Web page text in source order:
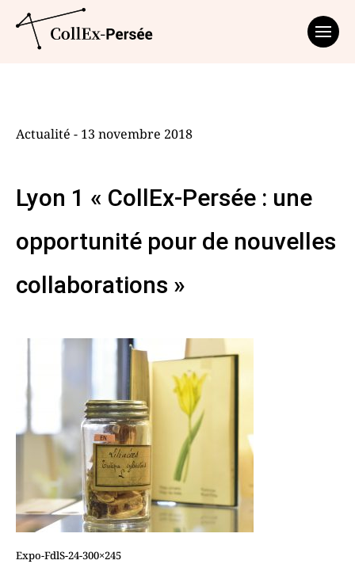
Expo-FdlS-24-300×245
Actualité - 13 novembre 2018
Lyon 1 « CollEx-Persée : une
opportunité pour de nouvelles
collaborations »